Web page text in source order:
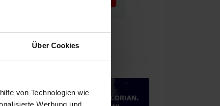
Über Cookies
von Technologien wie
Werbung und